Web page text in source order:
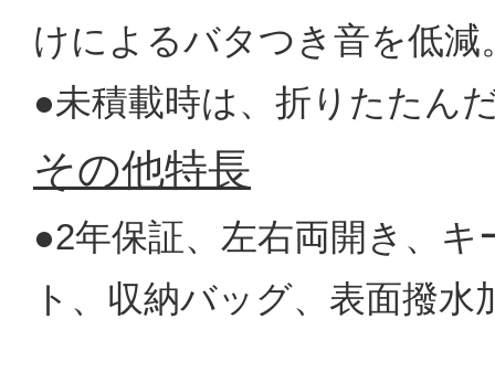
けによるバタつき音を低減
●未積載時は、折りたたん
その他特長
●2年保証、左右両開き、
ト、収納バッグ、表面撥